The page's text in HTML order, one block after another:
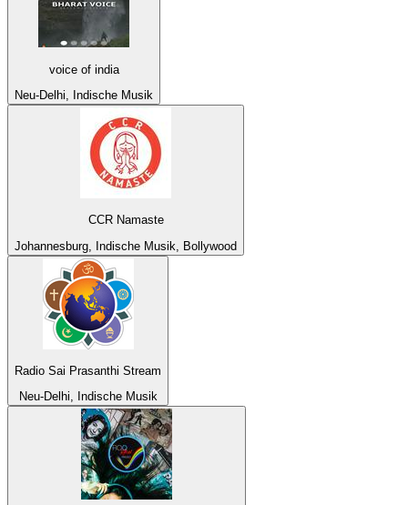
voice of india
Neu-Delhi, Indische Musik
CCR Namaste
Johannesburg, Indische Musik, Bollywood
Radio Sai Prasanthi Stream
Neu-Delhi, Indische Musik